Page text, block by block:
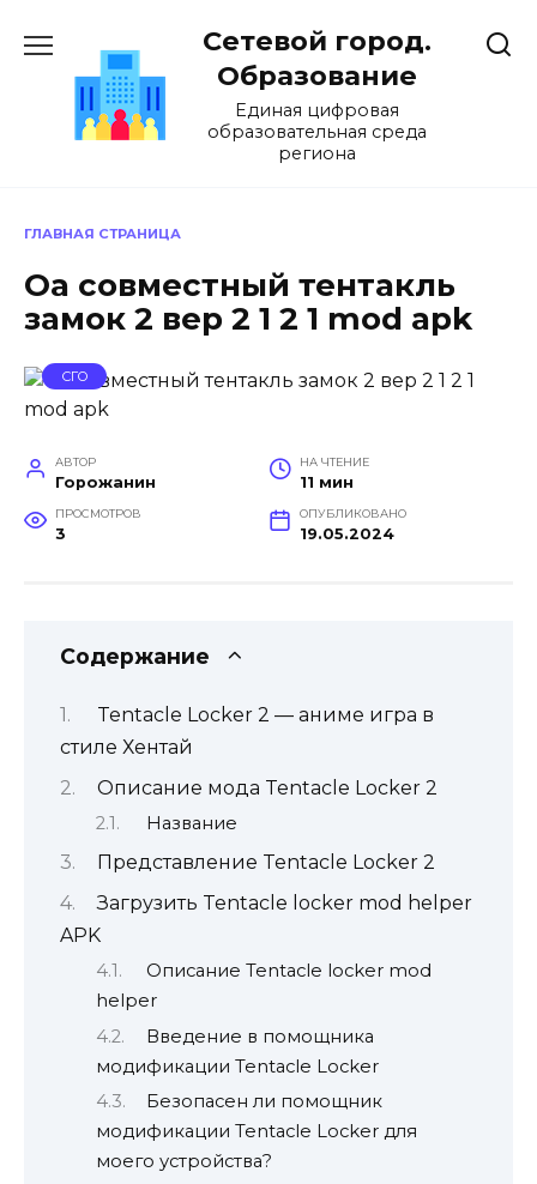
содержанию
Сетевой город.
Образование
Единая цифровая
образовательная среда
региона
ГЛАВНАЯ СТРАНИЦА
Оа совместный тентакль
замок 2 вер 2 1 2 1 mod apk
СГО
АВТОР
Горожанин
НА ЧТЕНИЕ
11 мин
ПРОСМОТРОВ
3
ОПУБЛИКОВАНО
19.05.2024
Содержание
Tentacle Locker 2 — аниме игра в
стиле Хентай
Описание мода Tentacle Locker 2
Название
Представление Tentacle Locker 2
Загрузить Tentacle locker mod helper
APK
Описание Tentacle locker mod
helper
Введение в помощника
модификации Tentacle Locker
Безопасен ли помощник
модификации Tentacle Locker для
моего устройства?